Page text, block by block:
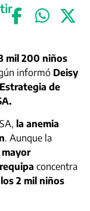
mil 200 niños
informó Deisy
de
la anemia
. Aunque la
concentra
2 mil niños